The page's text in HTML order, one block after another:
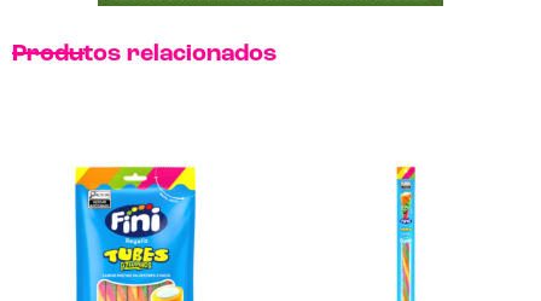
Produtos relacionados